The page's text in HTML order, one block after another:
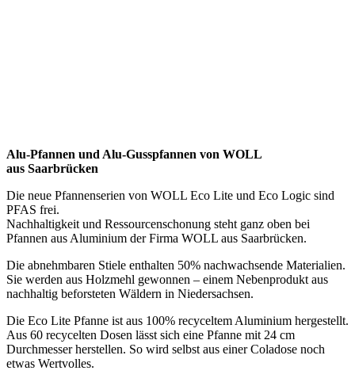
Alu-Pfannen und Alu-Gusspfannen von WOLL
aus Saarbrücken
Die neue Pfannenserien von WOLL Eco Lite und Eco Logic sind
PFAS frei.
Nachhaltigkeit und Ressourcenschonung steht ganz oben bei
Pfannen aus Aluminium der Firma WOLL aus Saarbrücken.
Die abnehmbaren Stiele enthalten 50% nachwachsende Materialien.
Sie werden aus Holzmehl gewonnen – einem Nebenprodukt aus
nachhaltig beforsteten Wäldern in Niedersachsen.
Die Eco Lite Pfanne ist aus 100% recyceltem Aluminium hergestellt.
Aus 60 recycelten Dosen lässt sich eine Pfanne mit 24 cm
Durchmesser herstellen. So wird selbst aus einer Coladose noch
etwas Wertvolles.